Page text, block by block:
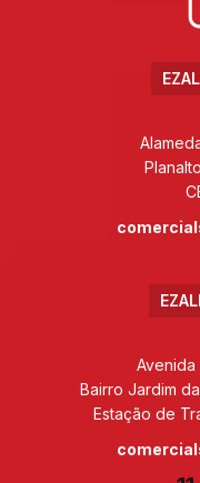
Avenida
Bairro Jardim
Estação de